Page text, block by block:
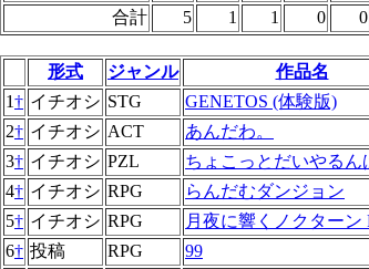
合計
5 1 1 0 0
形式 ジャンル 作品名
1† イチオシ STG GENETOS (体験版)
2† イチオシ ACT あんだわ。
3† イチオシ PZL ちょこっとだいやるん
4† イチオシ RPG らんだむダンジョン
5† イチオシ RPG 月夜に響くノクターン
6† 投稿 RPG 99